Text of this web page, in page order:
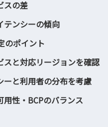
スの差
テンシーの傾向
のポイント
スと対応リージョンを確認
ーと利用者の分布を考慮
用性・BCPのバランス